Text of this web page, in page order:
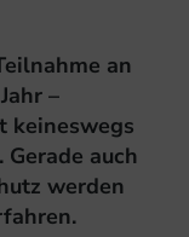
an
–
keineswegs
auch
werden